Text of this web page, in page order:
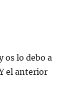
os lo debo a
el anterior